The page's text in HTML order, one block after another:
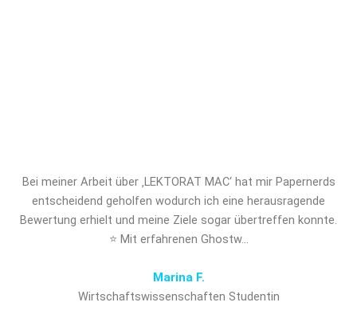
Bei meiner Arbeit über ‚LEKTORAT MAC‘ hat mir Papernerds
entscheidend geholfen wodurch ich eine herausragende
Bewertung erhielt und meine Ziele sogar übertreffen konnte.
⭐ Mit erfahrenen Ghostw…
Marina F.
Wirtschaftswissenschaften Studentin